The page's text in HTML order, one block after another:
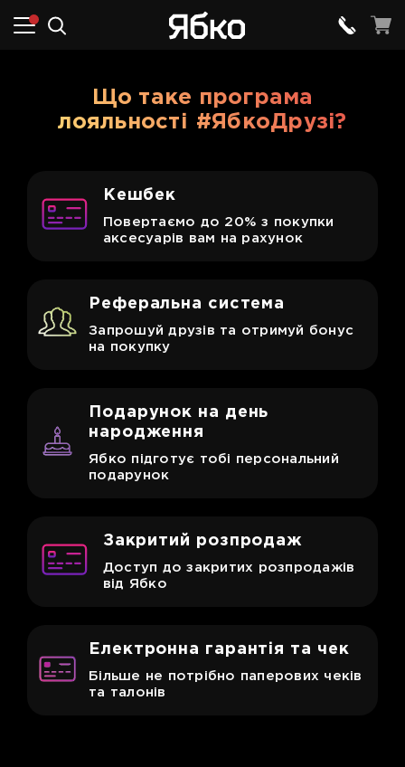
Що таке програма
лояльності #ЯбкоДрузі?
Кешбек
Повертаємо до 20% з покупки
аксесуарів вам на рахунок
Реферальна система
Запрошуй друзів та отримуй бонус
на покупку
Подарунок на день
народження
Ябко підготує тобі персональний
подарунок
Закритий розпродаж
Доступ до закритих розпродажів
від Ябко
Електронна гарантія та чек
Більше не потрібно паперових чеків
та талонів